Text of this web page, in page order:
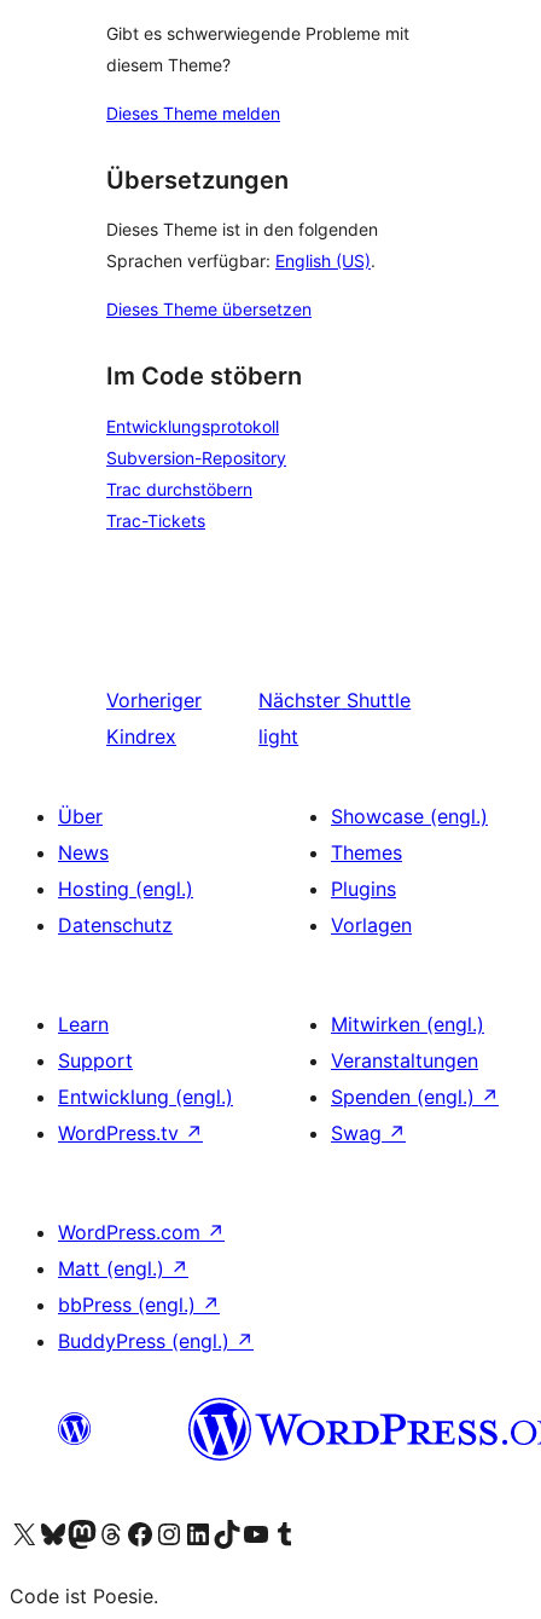
Gibt es schwerwiegende Probleme mit
diesem Theme?
Dieses Theme melden
Übersetzungen
Dieses Theme ist in den folgenden
Sprachen verfügbar: English (US).
Dieses Theme übersetzen
Im Code stöbern
Entwicklungsprotokoll
Subversion-Repository
Trac durchstöbern
Trac-Tickets
Vorheriger
Kindrex
Nächster Shuttle
light
Über
News
Hosting (engl.)
Datenschutz
Showcase (engl.)
Themes
Plugins
Vorlagen
Learn
Support
Entwicklung (engl.)
WordPress.tv ↗
Mitwirken (engl.)
Veranstaltungen
Spenden (engl.) ↗
Swag ↗
WordPress.com ↗
Matt (engl.) ↗
bbPress (engl.) ↗
BuddyPress (engl.) ↗
Unser X-Konto (früher Twitter) besuchen
Unser Bluesky-Konto besuchen
Unser Mastodon-Konto besuchen
Unser Threads-Konto besuchen
Unsere Facebook-Seite besuchen
Unser Instagram-Konto besuchen
Unser LinkedIn-Konto besuchen
Unser TikTok-Konto besuchen
Unseren YouTube-Kanal besuchen
Unser Tumblr-Konto besuchen
Code ist Poesie.